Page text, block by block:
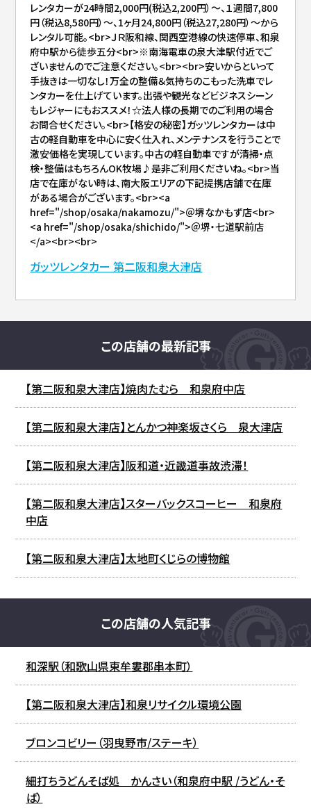
レンタカーが24時間2,000円(税込2,200円）～、１週間7,800
円（税込8,580円）～、1ヶ月24,800円（税込27,280円）～から
レンタル可能。<br>ＪＲ阪和線、関西空港線の快速停車、和泉
府中駅から徒歩五分<br>※南海電車の泉大津駅付近でご
ざいませんのでご注意ください。<br><br>安いからといって
手抜きは一切なし！万全の整備＆気持ちのこもった洗車でレ
ンタカーを仕上げています。出張や観光などビジネスシーン
もレジャーにもおススメ！☆法人様の長期でのご利用の場合
お問合せください。<br>【格安の秘密】ガッツレンタカーは中
古の軽自動車を中心に安く仕入れ、メンテナンスを行うことで
激安価格を実現しています。中古の軽自動車ですが清掃・点
検・整備はもちろんOK牧場♪是非ご利用くださいね。<br>当
店で在庫がない時は、南大阪エリアの下記提携店舗で在庫
がある場合がございます。<br><a
href="/shop/osaka/nakamozu/">＠堺なかもず店<br>
<a href="/shop/osaka/shichido/">＠堺・七道駅前店
</a><br><br>
ガッツレンタカー 第二阪和泉大津店
この店舗の最新記事
【第二阪和泉大津店】焼肉たむら 和泉府中店
【第二阪和泉大津店】とんかつ神楽坂さくら 泉大津店
【第二阪和泉大津店】阪和道・近畿道事故渋滞！
【第二阪和泉大津店】スターバックスコーヒー 和泉府
中店
【第二阪和泉大津店】太地町くじらの博物館
この店舗の人気記事
和深駅（和歌山県東牟婁郡串本町）
【第二阪和泉大津店】和泉リサイクル環境公園
ブロンコビリー（羽曳野市/ステーキ）
細打ちうどんそば処 かんさい（和泉府中駅 /うどん・そ
ば）